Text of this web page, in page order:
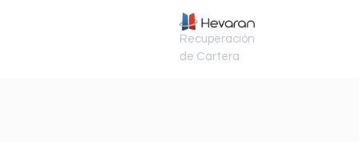
Recuperación
de Cartera